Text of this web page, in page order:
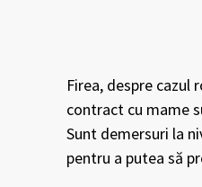
Firea, despre cazul
contract cu mame
Sunt demersuri la
pentru a putea să